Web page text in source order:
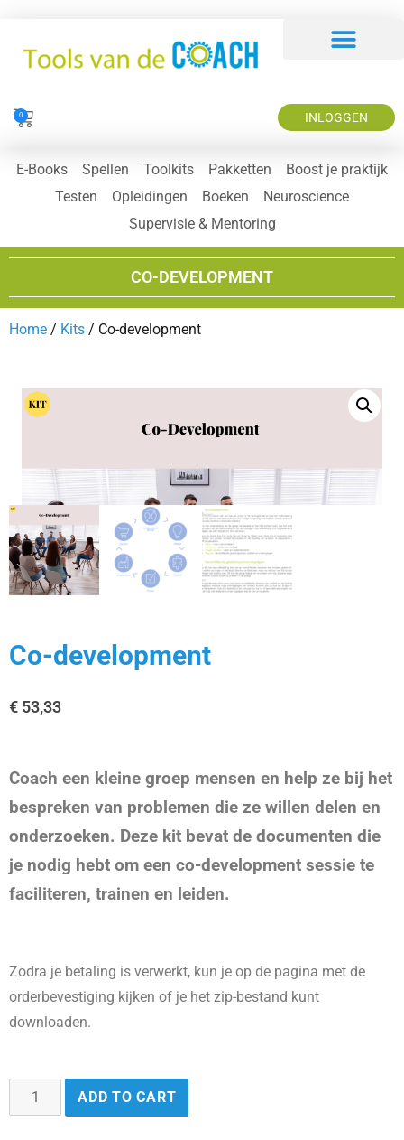
0 INLOGGEN
E-Books Spellen Toolkits Pakketten
Boost je praktijk
Testen
Opleidingen Boeken
Neuroscience
Supervisie & Mentoring
CO-DEVELOPMENT
Home / Kits / Co-development
Co-development
€ 53,33
Coach een kleine groep mensen en help ze bij het
bespreken van problemen die ze willen delen en
onderzoeken. Deze kit bevat de documenten die
je nodig hebt om een co-development sessie te
faciliteren, trainen en leiden.
Zodra je betaling is verwerkt, kun je op de pagina met de
orderbevestiging kijken of je het zip-bestand kunt
downloaden.
ADD TO CART